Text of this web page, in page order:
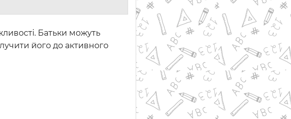
Батьки можуть
його до активного